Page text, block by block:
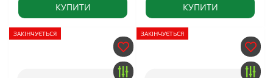
КУПИТИ КУПИТИ
ЗАКІНЧУЄТЬСЯ ЗАКІНЧУЄТЬСЯ